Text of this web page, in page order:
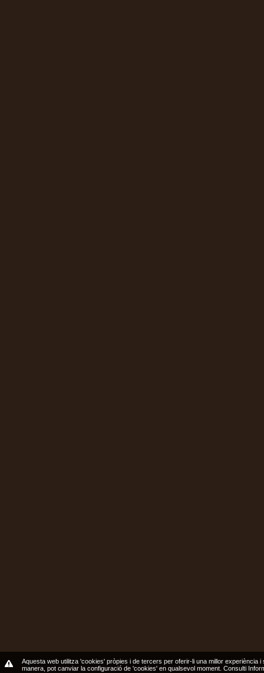
Aquesta web utilitza 'cookies' pròpies i de tercers per oferir-li una millor
manera, pot canviar la configuració de 'cookies' en qualsevol moment. Consulti